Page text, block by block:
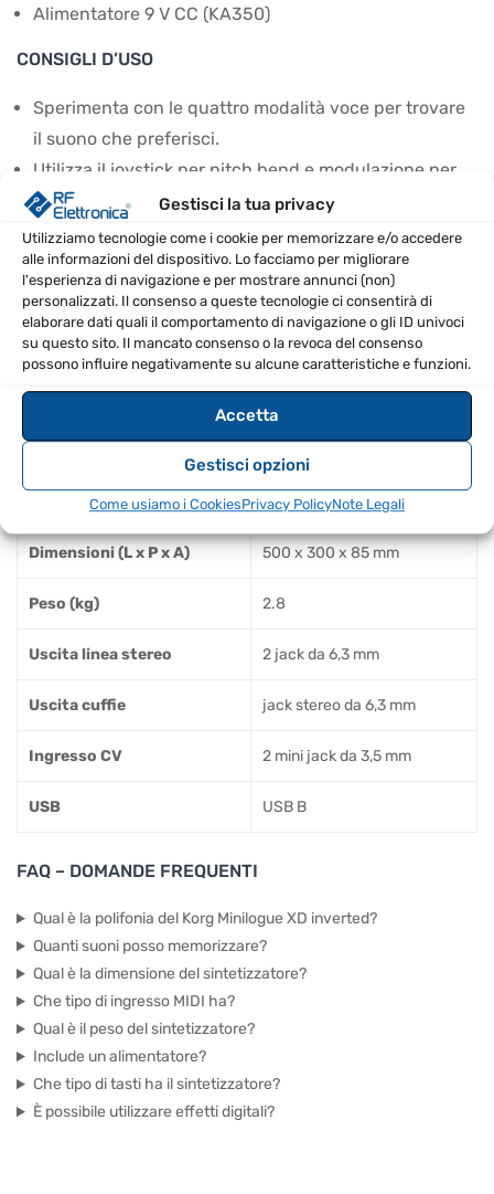
Gestisci la tua privacy
Utilizziamo tecnologie come i cookie per memorizzare e/o accedere
alle informazioni del dispositivo. Lo facciamo per migliorare
l'esperienza di navigazione e per mostrare annunci (non)
personalizzati. Il consenso a queste tecnologie ci consentirà di
elaborare dati quali il comportamento di navigazione o gli ID univoci
su questo sito. Il mancato consenso o la revoca del consenso
possono influire negativamente su alcune caratteristiche e funzioni.
Accetta
Gestisci opzioni
Come usiamo i CookiesPrivacy PolicyNote Legali
Alimentatore 9 V CC (KA350)
CONSIGLI D’USO
Sperimenta con le quattro modalità voce per trovare
il suono che preferisci.
Utilizza il joystick per pitch bend e modulazione per
aggiungere espressività alle tue performance.
Esplora le 23 scale preimpostate per ottenere
progressioni armoniche uniche.
Sfrutta la funzione oscilloscopio sul display OLED per
visualizzare le forme d'onda.
Salva le tue creazioni nei 500 suoni memorizzabili per
un accesso rapido.
Prova a sincronizzare il sintetizzatore con altre
apparecchiature tramite l'ingresso/uscita MIDI.
SPECIFICHE TECNICHE
Dimensioni (L x P x A) 500 x 300 x 85 mm
Peso (kg) 2.8
Uscita linea stereo 2 jack da 6,3 mm
Uscita cuffie jack stereo da 6,3 mm
Ingresso CV 2 mini jack da 3,5 mm
USB USB B
FAQ – DOMANDE FREQUENTI
Qual è la polifonia del Korg Minilogue XD inverted?
Quanti suoni posso memorizzare?
Qual è la dimensione del sintetizzatore?
Che tipo di ingresso MIDI ha?
Qual è il peso del sintetizzatore?
Include un alimentatore?
Che tipo di tasti ha il sintetizzatore?
È possibile utilizzare effetti digitali?